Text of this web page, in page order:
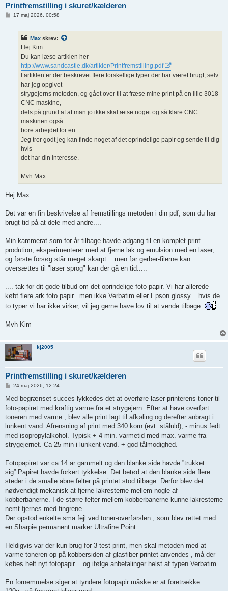
Printfremstilling i skuret/kælderen
17 maj 2026, 00:58
Max skrev:
Hej Kim
Du kan læse artiklen her
http://www.sandcastle.dk/artikler/Printfremstilling.pdf
I artiklen er der beskrevet flere forskellige typer der har været brugt, selv
har jeg opgivet
strygejerns metoden, og gået over til at fræse mine print på en lille 3018
CNC maskine,
dels på grund af at man jo ikke skal ætse noget og så klare CNC
maskinen også
bore arbejdet for en.
Jeg tror godt jeg kan finde noget af det oprindelige papir og sende til dig
hvis
det har din interesse.
Mvh Max
Hej Max
Det var en fin beskrivelse af fremstillings metoden i din pdf, som du har
brugt tid på at dele med andre....
Min kammerat som for år tilbage havde adgang til en komplet print
prodution, eksperimenterer med at fjerne lak og emulsion med en laser,
og første forsøg står meget skarpt....men før gerber-filerne kan
oversættes til "laser sprog" kan der gå en tid.....
.... tak for dit gode tilbud om det oprindelige foto papir. Vi har allerede
købt flere ark foto papir...men ikke Verbatim eller Epson glossy... hvis de
to typer vi har ikke virker, vil jeg gerne have lov til at vende tilbage.
Mvh Kim
kj2005
Printfremstilling i skuret/kælderen
d
æ
g
24 maj 2026, 12:24
Med begrænset succes lykkedes det at overføre laser printerens toner til
foto-papiret med kraftig varme fra et strygejern. Efter at have overført
toneren med varme , blev alle print lagt til afkøling og derefter anbragt i
lunkent vand. Afrensning af print med 340 korn (evt. ståluld), - minus fedt
med isopropylalkohol. Typisk + 4 min. varmetid med max. varme fra
strygejernet. Ca 25 min i lunkent vand. + god tålmodighed.
Fotopapiret var ca 14 år gammelt og den blanke side havde ”trukket
sig”.Papiret havde forkert tykkelse. Det betød at den blanke side flere
steder i de smalle åbne felter på printet stod tilbage. Derfor blev det
nødvendigt mekanisk at fjerne lakresterne mellem nogle af
kobberbanerne. I de større felter mellem kobberbanerne kunne lakresterne
nemt fjernes med fingrene.
Der opstod enkelte små fejl ved toner-overførslen , som blev rettet med
en Sharpie permanent marker Ultrafine Point.
Heldigvis var der kun brug for 3 test-print, men skal metoden med at
varme toneren op på kobbersiden af glasfiber printet anvendes , må der
købes helt nyt fotopapir ...og ifølge anbefalinger helst af typen Verbatim.
En fornemmelse siger at tyndere fotopapir måske er at foretrække